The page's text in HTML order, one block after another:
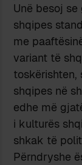
Unë besoj
shqipes
me
variant të
toskërishten,
shqipes në
edhe më
i kulturës
shkak të
Përndryshe